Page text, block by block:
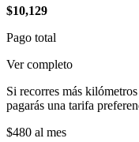
$10,129
Pago total
Ver completo
Si recorres más
pagarás una tarifa
$480 al mes